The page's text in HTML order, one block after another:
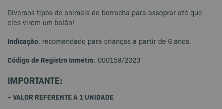
Diversos tipos de animais de borracha para assoprar até que
eles virem um balão!
Indicação: recomendado para crianças a partir de 6 anos.
Código de Registro Inmetro: 000159/2023
IMPORTANTE:
– VALOR REFERENTE A 1 UNIDADE